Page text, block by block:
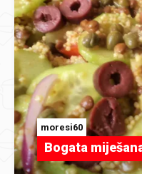
moresi60
Bogata